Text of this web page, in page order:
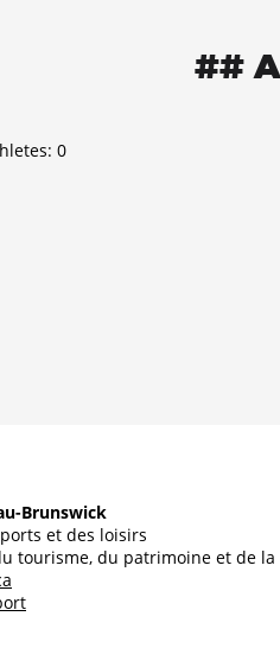
##
0
Brunswick
et des loisirs
tourisme, du patrimoine et de